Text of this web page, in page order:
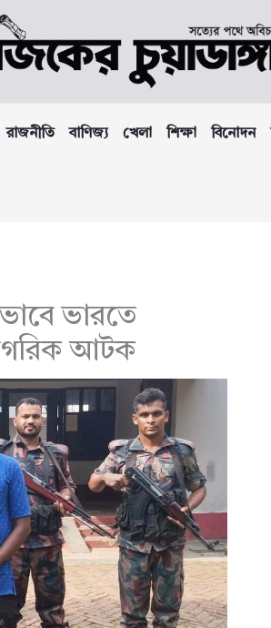
রাজনীতি বাণিজ্য খেলা শিক্ষা বিনোদন
ভারতে
আটক